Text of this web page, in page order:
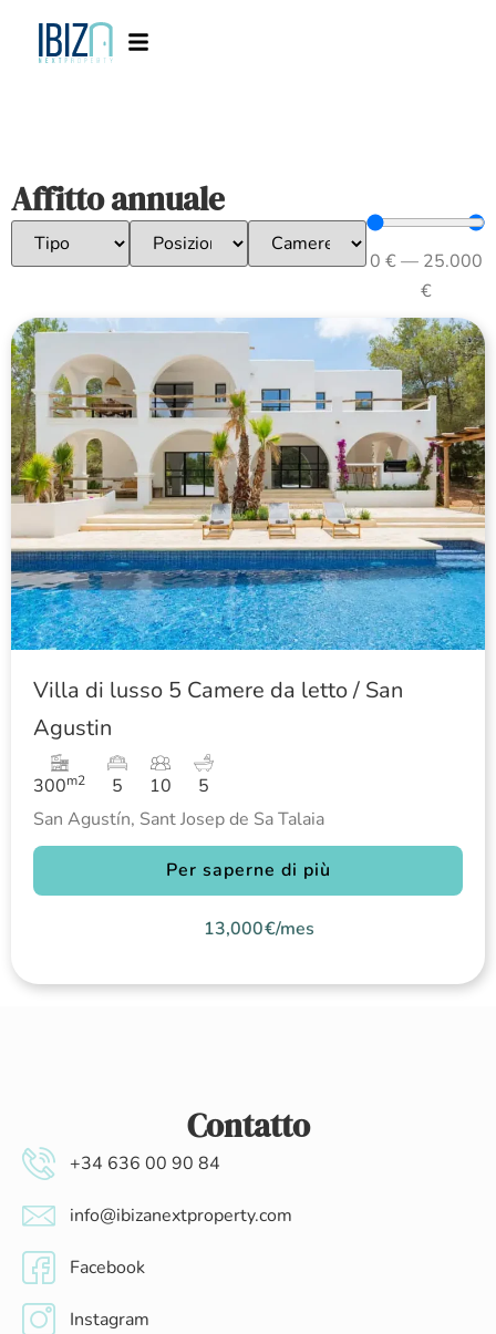
Affitto annuale
0 €— 25.000
€
Villa di lusso 5 Camere da letto / San
Agustin
300m2 5 10
5
San Agustín, Sant Josep de Sa Talaia
Per saperne di più
13,000€/mes
Contatto
+34 636 00 90 84
info@ibizanextproperty.com
Facebook
Instagram